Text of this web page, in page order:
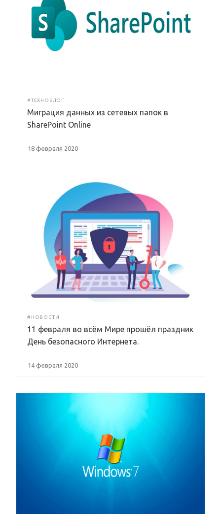
#ТЕХНОБЛОГ
Миграция данных из сетевых папок в
SharePoint Online
18 февраля 2020
#НОВОСТИ
11 февраля во всём Мире прошёл праздник
День безопасного Интернета.
14 февраля 2020